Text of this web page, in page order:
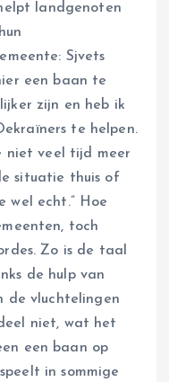
landgenoten
Sjvets
een baan te
zijn en heb ik
te helpen.
niet veel tijd meer
situatie thuis of
wel echt.” Hoe
toch
Zo is de taal
de hulp van
de vluchtelingen
niet, wat het
een baan op
in sommige